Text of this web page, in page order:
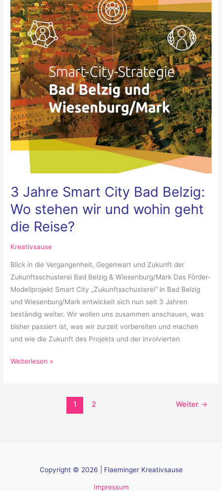
3 Jahre Smart City Bad Belzig:
Wo stehen wir und wohin geht
die Reise?
Kreativsause
Blick in die Vergangenheit, Gegenwart und Zukunft der
Zukunftsschusterei Bad Belzig & Wiesenburg/Mark Das Förder-
Modellprojekt Smart City „Zukunftsschusterei“ in Bad Belzig
und Wiesenburg/Mark entwickelt sich nun seit 3 Jahren
beständig weiter. Wir wollen uns zusammen anschauen, was
bisher passiert ist, was wir zurzeit vorbereiten und machen
und wie die Zukunft des Projekts und der involvierten
Smart
City
Bad
Belzig:
Wo
stehen
wir
und
wohin
geht
die
Reise?
Weiterlesen »
1 2 Weiter →
Copyright © 2026 | Flaeminger Kreativsause
Impressum